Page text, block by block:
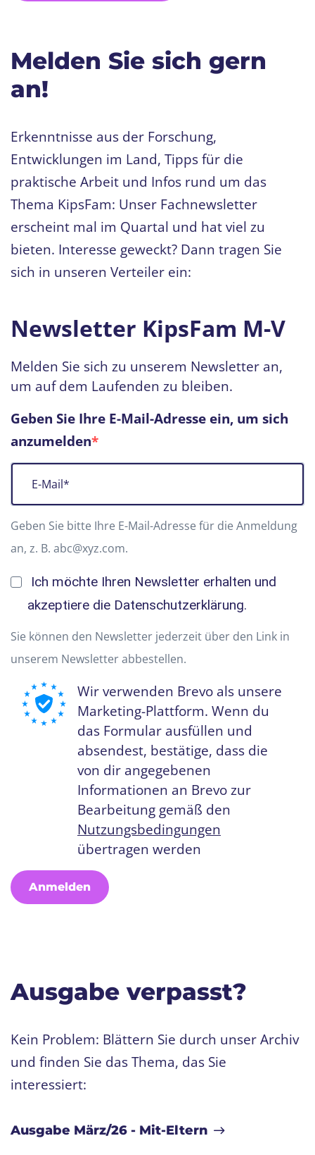
Melden Sie sich gern
an!
Erkenntnisse aus der Forschung,
Entwicklungen im Land, Tipps für die
praktische Arbeit und Infos rund um das
Thema KipsFam: Unser Fachnewsletter
erscheint mal im Quartal und hat viel zu
bieten. Interesse geweckt? Dann tragen Sie
sich in unseren Verteiler ein:
Newsletter KipsFam M-V
Melden Sie sich zu unserem Newsletter an,
um auf dem Laufenden zu bleiben.
Geben Sie Ihre E-Mail-Adresse ein, um sich
anzumelden
Geben Sie bitte Ihre E-Mail-Adresse für die Anmeldung
an, z. B. abc@xyz.com.
Ich möchte Ihren Newsletter erhalten und
akzeptiere die Datenschutzerklärung.
Sie können den Newsletter jederzeit über den Link in
unserem Newsletter abbestellen.
Wir verwenden Brevo als unsere
Marketing-Plattform. Wenn du
das Formular ausfüllen und
absendest, bestätige, dass die
von dir angegebenen
Informationen an Brevo zur
Bearbeitung gemäß den
Nutzungsbedingungen
übertragen werden
Anmelden
Ausgabe verpasst?
Kein Problem: Blättern Sie durch unser Archiv
und finden Sie das Thema, das Sie
interessiert:
Ausgabe März/26 - Mit-Eltern